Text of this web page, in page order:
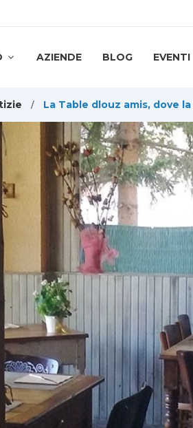
AZIENDE BLOG EVENTI
La Table dlouz amis, dove la cucina è un